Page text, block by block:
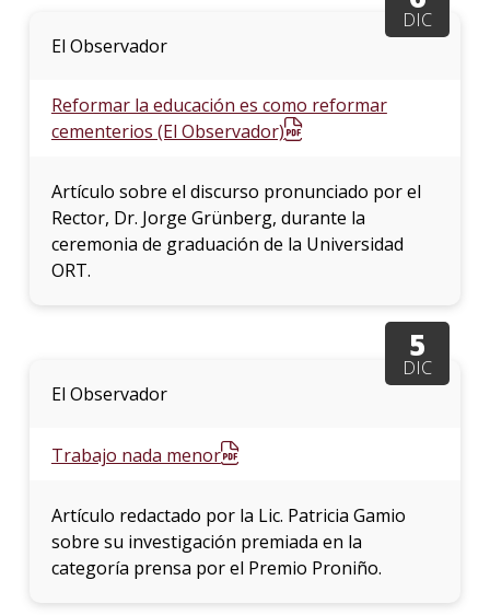
DIC
El Observador
Reformar la educación es como reformar
cementerios (El Observador)
Artículo sobre el discurso pronunciado por el
Rector, Dr. Jorge Grünberg, durante la
ceremonia de graduación de la Universidad
ORT.
5
DIC
El Observador
Trabajo nada menor
Artículo redactado por la Lic. Patricia Gamio
sobre su investigación premiada en la
categoría prensa por el Premio Proniño.